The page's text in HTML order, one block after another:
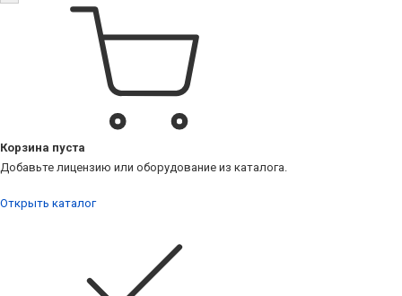
Корзина пуста
Добавьте лицензию или оборудование из каталога.
Открыть каталог